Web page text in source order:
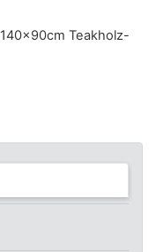
Teakholz-